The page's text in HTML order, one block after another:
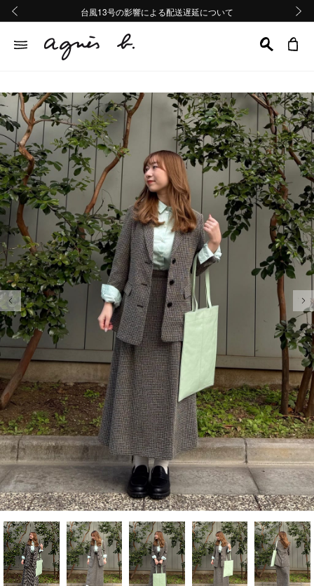
熊本地域地震の影響による配送遅延について
Summer Sale 2buy10%OFF!!
台風13号の影響による配送遅延について
熊本地域地震の影響による配送遅延について
Summer Sale 2buy10%OFF!!
前の画像